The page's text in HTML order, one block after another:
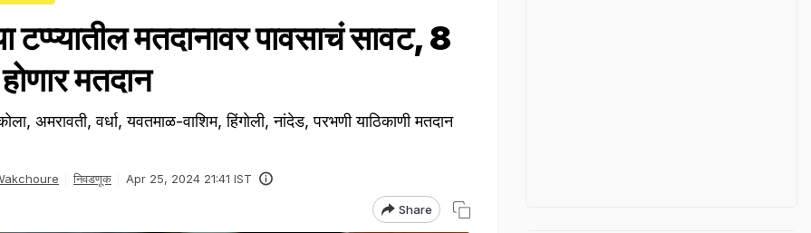
टप्प्यातील मतदानावर पावसाचं सावट, 8
मतदान
अमरावती, वर्धा, यवतमाळ-वाशिम, हिंगोली, नांदेड, परभणी याठिकाणी मतदान
निवडणूक Apr 25, 2024 21:41 IST
Share